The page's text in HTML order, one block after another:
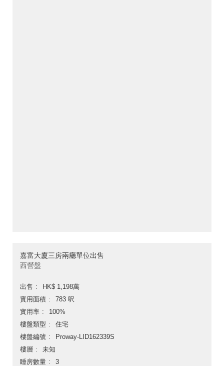
嘉富大廈三房兩廳單位出售
西營盤
出售
HK$ 1,198萬
實用面積
783 呎
實用率
100%
樓盤類型
住宅
樓盤編號
Proway-LID162339S
樓層
未知
睡房數量
3